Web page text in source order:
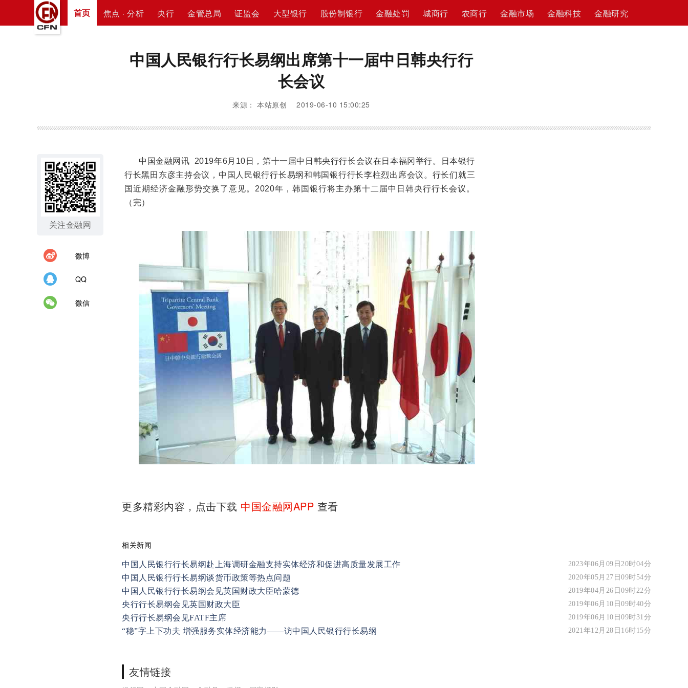
首页 焦点 · 分析 央行 金管总局 证监会 大型银行 股份制银行 金融处罚 城商行 农商行 金融市场 金融科技 金融研究
中国人民银行行长易纲出席第十一届中日韩央行行
长会议
来源： 本站原创 2019-06-10 15:00:25
关注金融网
微博
QQ
微信
中国金融网讯 2019年6月10日，第十一届中日韩央行行长会议在日本福冈举行。日本银行
行长黑田东彦主持会议，中国人民银行行长易纲和韩国银行行长李柱烈出席会议。行长们就三
国近期经济金融形势交换了意见。2020年，韩国银行将主办第十二届中日韩央行行长会议。
（完）
更多精彩内容，点击下载 中国金融网APP 查看
相关新闻
中国人民银行行长易纲赴上海调研金融支持实体经济和促进高质量发展工作 2023年06月09日20时04分
中国人民银行行长易纲谈货币政策等热点问题 2020年05月27日09时54分
中国人民银行行长易纲会见英国财政大臣哈蒙德 2019年04月26日09时22分
央行行长易纲会见英国财政大臣 2019年06月10日09时40分
央行行长易纲会见FATF主席 2019年06月10日09时31分
“稳”字上下功夫 增强服务实体经济能力——访中国人民银行行长易纲 2021年12月28日16时15分
友情链接